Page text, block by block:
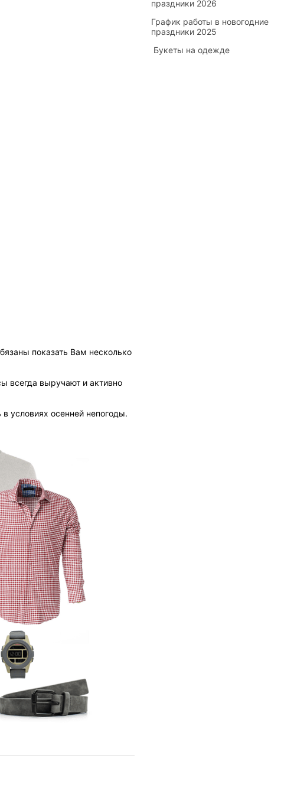
показать Вам несколько
всегда выручают и активно
в условиях осенней непогоды.
праздники 2026
График работы в новогодние
праздники 2025
​ Букеты на одежде